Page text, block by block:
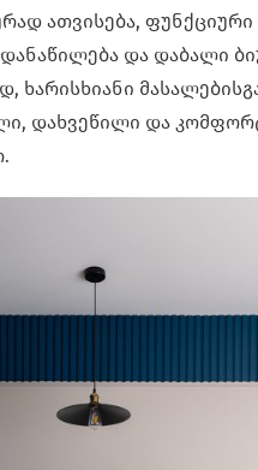
ათვისება,
და დაბალი
ხარისხიანი
დახვეწილი და